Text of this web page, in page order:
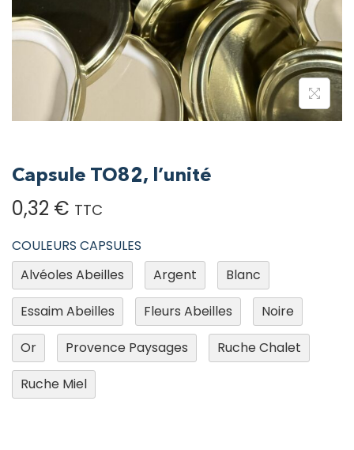
Capsule TO82, l’unité
0,32 € TTC
COULEURS CAPSULES
Alvéoles Abeilles
Argent
Blanc
Essaim Abeilles
Fleurs Abeilles
Noire
Or
Provence Paysages
Ruche Chalet
Ruche Miel